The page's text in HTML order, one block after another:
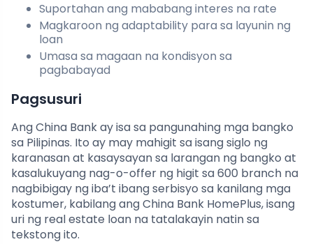
Suportahan ang mababang interes na rate
Magkaroon ng adaptability para sa layunin ng
loan
Umasa sa magaan na kondisyon sa
pagbabayad
Pagsusuri
Ang China Bank ay isa sa pangunahing mga bangko
sa Pilipinas. Ito ay may mahigit sa isang siglo ng
karanasan at kasaysayan sa larangan ng bangko at
kasalukuyang nag-o-offer ng higit sa 600 branch na
nagbibigay ng iba’t ibang serbisyo sa kanilang mga
kostumer, kabilang ang China Bank HomePlus, isang
uri ng real estate loan na tatalakayin natin sa
tekstong ito.